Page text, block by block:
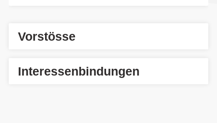
Vorstösse
Interessenbindungen